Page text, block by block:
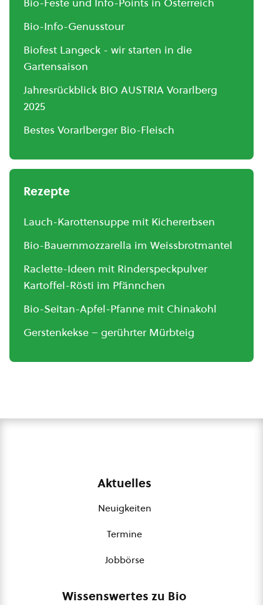
Bio-Info-Genusstour
Biofest Langeck - wir starten in die
Gartensaison
Jahresrückblick BIO AUSTRIA Vorarlberg
2025
Bestes Vorarlberger Bio-Fleisch
Rezepte
Lauch-Karottensuppe mit Kichererbsen
Bio-Bauernmozzarella im Weissbrotmantel
Raclette-Ideen mit Rinderspeckpulver
Kartoffel-Rösti im Pfännchen
Bio-Seitan-Apfel-Pfanne mit Chinakohl
Gerstenkekse – gerührter Mürbteig
Aktuelles
Neuigkeiten
Termine
Jobbörse
Wissenswertes zu Bio